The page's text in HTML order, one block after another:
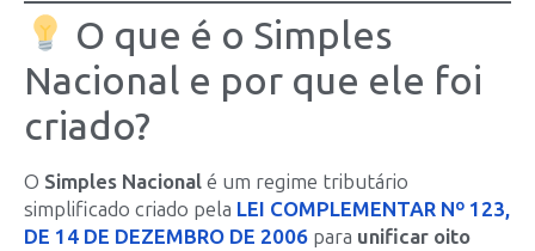
O que é o Simples
Nacional e por que ele foi
criado?
O Simples Nacional é um regime tributário
simplificado criado pela LEI COMPLEMENTAR Nº 123,
DE 14 DE DEZEMBRO DE 2006 para unificar oito